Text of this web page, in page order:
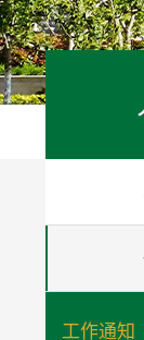
工作通知